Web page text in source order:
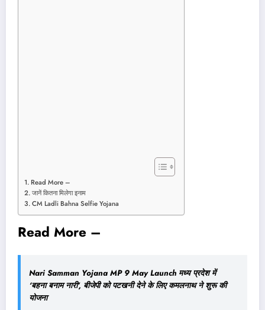
Read More –
जानें कितना मिलेगा इनाम
CM Ladli Bahna Selfie Yojana
Read More –
Nari Samman Yojana MP 9 May Launch मध्य प्रदेश में
‘बहना बनाम नारी’, बीजेपी को पटखनी देने के लिए कमलनाथ ने शुरू की
योजना